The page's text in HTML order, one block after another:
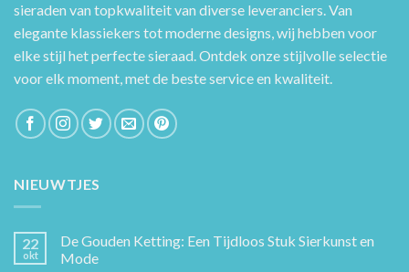
sieraden van topkwaliteit van diverse leveranciers. Van
elegante klassiekers tot moderne designs, wij hebben voor
elke stijl het perfecte sieraad. Ontdek onze stijlvolle selectie
voor elk moment, met de beste service en kwaliteit.
NIEUWTJES
22
okt
De Gouden Ketting: Een Tijdloos Stuk Sierkunst en
Mode